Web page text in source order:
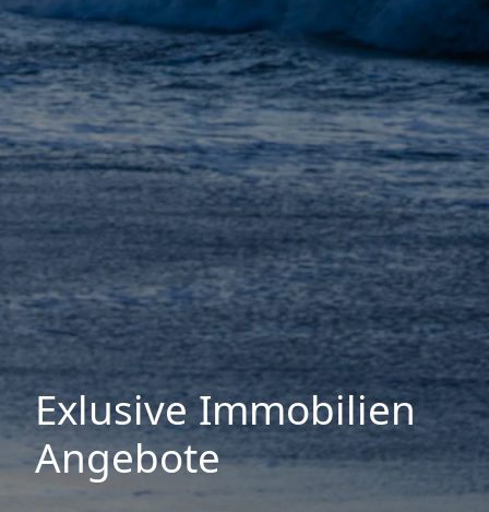
Exlusive Immobilien
Angebote